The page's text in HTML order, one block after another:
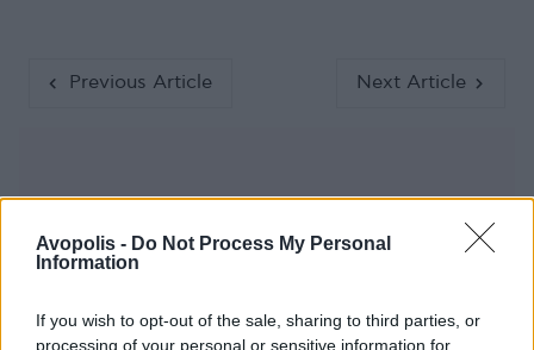
Avopolis - Do Not Process My Personal
Information
If you wish to opt-out of the sale, sharing to third parties, or
processing of your personal or sensitive information for
Previous Article Next Article
Google News